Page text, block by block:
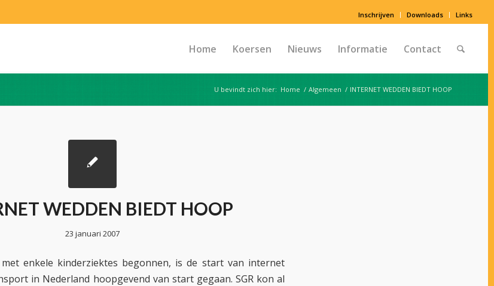
Inschrijven Downloads Links
Home Koersen Nieuws Informatie Contact
U bevindt zich hier: Home / Algemeen / INTERNET WEDDEN BIEDT HOOP
WEDDEN BIEDT HOOP
23 januari 2007
met enkele kinderziektes begonnen, is de start van internet
in Nederland hoopgevend van start gegaan. SGR kon al